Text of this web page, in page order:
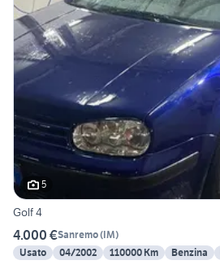
5
Golf 4
4.000 €Sanremo(IM)
Usato
04/2002 110000 Km Benzina